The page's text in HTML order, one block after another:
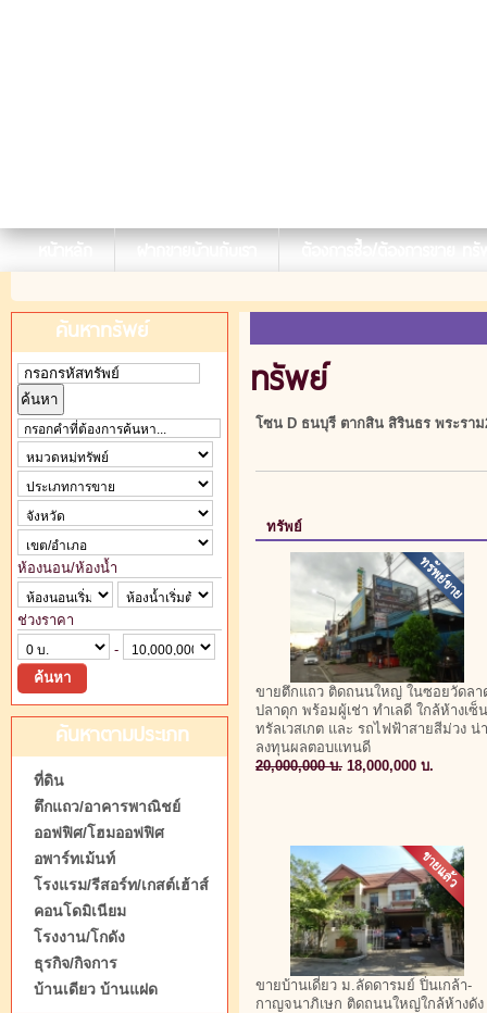
หน้าหลัก ฝากขายบ้านกับเรา ต้องการซื้อ/ต้องการขาย ท
ค้นหาทรัพย์
ห้องนอน/ห้องน้ำ
ช่วงราคา
-
ค้นหาตามประเภท
ที่ดิน
ตึกแถว/อาคารพาณิชย์
ออฟฟิศ/โฮมออฟฟิศ
อพาร์ทเม้นท์
โรงแรม/รีสอร์ท/เกสต์เฮ้าส์
คอนโดมิเนียม
โรงงาน/โกดัง
ธุรกิจ/กิจการ
บ้านเดียว บ้านแฝด
ทรัพย์
โซน D ธนบุรี ตากสิน สิรินธร พระรา
ทรัพย์
ขายตึกแถว ติดถนนใหญ่ ในซอยวัดลา
ปลาดุก พร้อมผู้เช่า ทำเลดี ใกล้ห้างเซ็น
ทรัลเวสเกต และ รถไฟฟ้าสายสีม่วง น่า
ลงทุนผลตอบแทนดี
20,000,000 บ. 18,000,000 บ.
ขายบ้านเดี่ยว ม.ลัดดารมย์ ปิ่นเกล้า-
กาญจนาภิเษก ติดถนนใหญ่ใกล้ห้างดัง